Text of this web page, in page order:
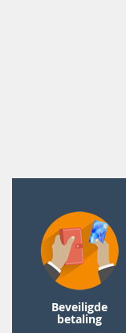
Beveiligde
betaling